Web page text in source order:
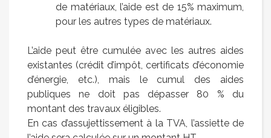
de matériaux, l’aide est de 15% maximum,
pour les autres types de matériaux.
L’aide peut être cumulée avec les autres aides
existantes (crédit d’impôt, certificats d’économie
d’énergie, etc.), mais le cumul des aides
publiques ne doit pas dépasser 80 % du
montant des travaux éligibles.
En cas d’assujettissement à la TVA, l’assiette de